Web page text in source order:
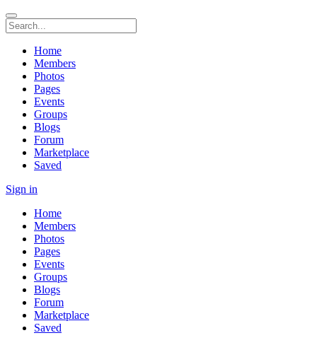
Home
Members
Photos
Pages
Events
Groups
Blogs
Forum
Marketplace
Saved
Sign in
Home
Members
Photos
Pages
Events
Groups
Blogs
Forum
Marketplace
Saved